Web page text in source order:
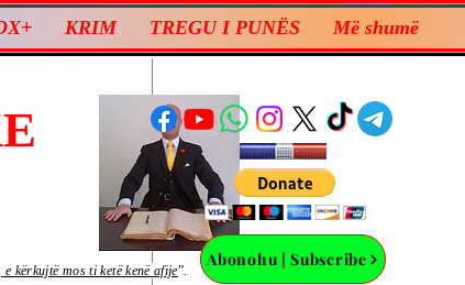
KRIM TREGU I PUNËS Më shumë
Abonohu | Subscribe
kërkujtë mos ti ketë kenë afije”.